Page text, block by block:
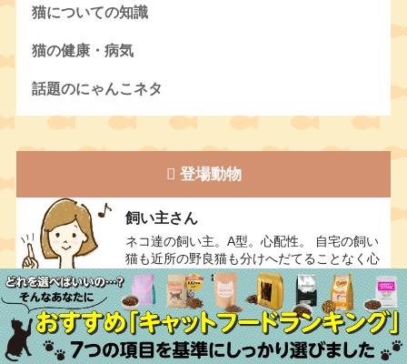
猫についての知識
猫の健康・病気
話題のにゃんこネタ
登場動物
飼い主さん
ネコ達の飼い主。A型。心配性。 自宅の飼い
猫も近所の野良猫も分けへだてることなく心
配している。
ねこ
飼われている。こう見えて甘えんぼ。 飼い主
とは言葉にならない何かで会話できる。ネズ